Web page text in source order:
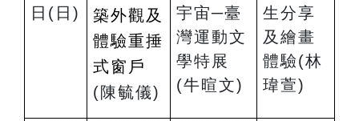
日(日)
築外觀及
體驗重捶
式窗戶
(陳毓儀)
宇宙─臺
灣運動文
學特展
(牛暄文)
生分享
及繪畫
體驗(林
瑋萱)